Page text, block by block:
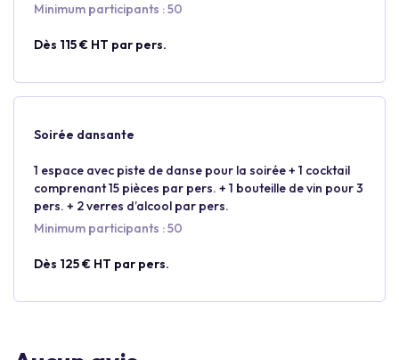
Minimum participants : 50
Dès 115 € HT par pers.
Soirée dansante
1 espace avec piste de danse pour la soirée + 1 cocktail
comprenant 15 pièces par pers. + 1 bouteille de vin pour 3
pers. + 2 verres d’alcool par pers.
Minimum participants : 50
Dès 125 € HT par pers.